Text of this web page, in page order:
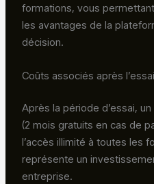
formations, vous
les avantages de la
décision.
Coûts associés après l’essai
Après la période d’essai,
(2 mois gratuits en cas de
l’accès illimité à toutes les
représente un
entreprise.